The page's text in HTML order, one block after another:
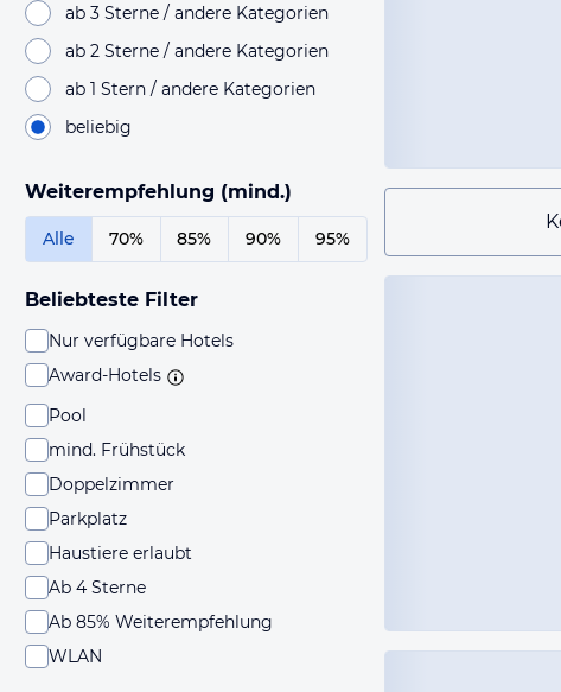
ab 3 Sterne / andere Kategorien
ab 2 Sterne / andere Kategorien
ab 1 Stern / andere Kategorien
beliebig
Weiterempfehlung (mind.)
Alle 70% 85% 90% 95%
Beliebteste Filter
Nur verfügbare Hotels
Award-Hotels
Pool
mind. Frühstück
Doppelzimmer
Parkplatz
Haustiere erlaubt
Ab 4 Sterne
Ab 85% Weiterempfehlung
WLAN